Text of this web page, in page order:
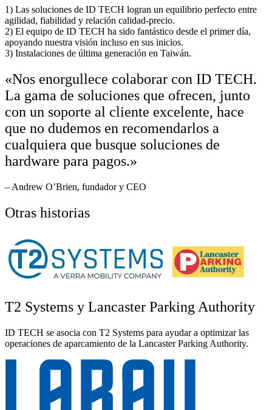
1) Las soluciones de ID TECH logran un equilibrio perfecto entre
agilidad, fiabilidad y relación calidad-precio.
2) El equipo de ID TECH ha sido fantástico desde el primer día,
apoyando nuestra visión incluso en sus inicios.
3) Instalaciones de última generación en Taiwán.
«Nos enorgullece colaborar con ID TECH.
La gama de soluciones que ofrecen, junto
con un soporte al cliente excelente, hace
que no dudemos en recomendarlos a
cualquiera que busque soluciones de
hardware para pagos.»
– Andrew O’Brien, fundador y CEO
Otras historias
T2 Systems y Lancaster Parking Authority
ID TECH se asocia con T2 Systems para ayudar a optimizar las
operaciones de aparcamiento de la Lancaster Parking Authority.